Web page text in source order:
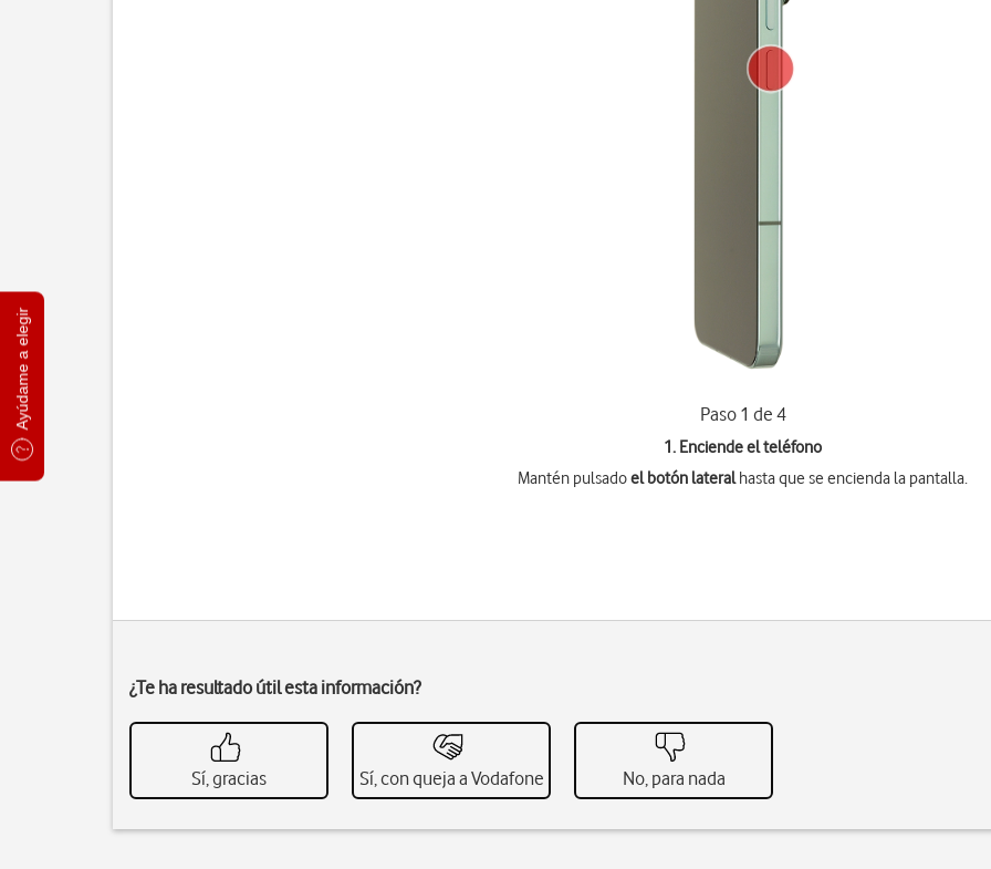
Ayúdame a elegir Paso 1 de 4
1. Enciende el teléfono
Mantén pulsadoel botón lateralhasta que se encienda la pantalla.
¿Te ha resultado útil esta información?
Sí, gracias Sí, con queja a Vodafone No, para nada